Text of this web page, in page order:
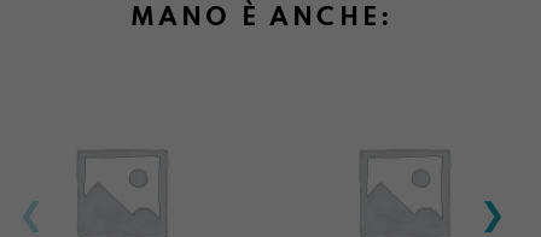
MANO È ANCHE: